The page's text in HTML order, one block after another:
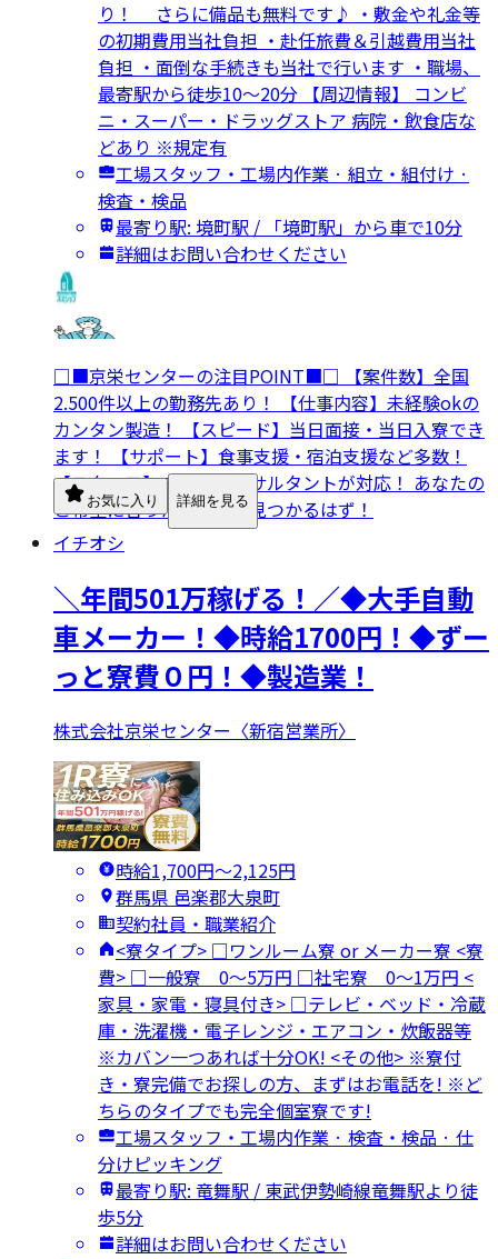
り！ さらに備品も無料です♪ ・敷金や礼金等
の初期費用当社負担 ・赴任旅費＆引越費用当社
負担 ・面倒な手続きも当社で行います ・職場、
最寄駅から徒歩10～20分 【周辺情報】 コンビ
ニ・スーパー・ドラッグストア 病院・飲食店な
どあり ※規定有
工場スタッフ・工場内作業 · 組立・組付け ·
検査・検品
最寄り駅: 境町駅 / 「境町駅」から車で10分
詳細はお問い合わせください
□■京栄センターの注目POINT■□ 【案件数】全国
2.500件以上の勤務先あり！ 【仕事内容】未経験okの
カンタン製造！ 【スピード】当日面接・当日入寮でき
ます！ 【サポート】食事支援・宿泊支援など多数！
【スタッフ】プロのコンサルタントが対応！ あなたの
ご希望に合ったお仕事が見つかるはず！
お気に入り 詳細を見る
イチオシ
＼年間501万稼げる！／◆大手自動
車メーカー！◆時給1700円！◆ずー
っと寮費０円！◆製造業！
株式会社京栄センター〈新宿営業所〉
時給1,700円〜2,125円
群馬県 邑楽郡大泉町
契約社員・職業紹介
<寮タイプ> □ワンルーム寮 or メーカー寮 <寮
費> □一般寮 0～5万円 □社宅寮 0～1万円 <
家具・家電・寝具付き> □テレビ・ベッド・冷蔵
庫・洗濯機・電子レンジ・エアコン・炊飯器等
※カバン一つあれば十分OK! <その他> ※寮付
き・寮完備でお探しの方、まずはお電話を! ※ど
ちらのタイプでも完全個室寮です!
工場スタッフ・工場内作業 · 検査・検品 · 仕
分けピッキング
最寄り駅: 竜舞駅 / 東武伊勢崎線竜舞駅より徒
歩5分
詳細はお問い合わせください